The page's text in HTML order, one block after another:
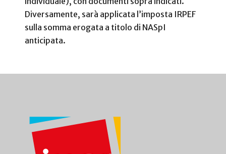
Diversamente, sarà applicata l’imposta IRPEF
sulla somma erogata a titolo di NASpI
anticipata.